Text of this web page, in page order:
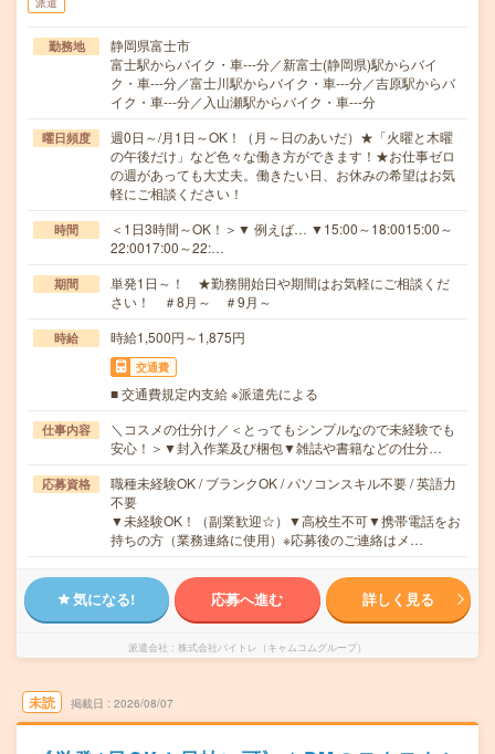
派遣
勤務地
静岡県富士市
富士駅からバイク・車---分／新富士(静岡県)駅からバイ
ク・車---分／富士川駅からバイク・車---分／吉原駅からバ
イク・車---分／入山瀬駅からバイク・車---分
曜日頻度
週0日～/月1日～OK！（月～日のあいだ）★「火曜と木曜
の午後だけ」など色々な働き方ができます！★お仕事ゼロ
の週があっても大丈夫。働きたい日、お休みの希望はお気
軽にご相談ください！
時間
＜1日3時間～OK！＞▼ 例えば… ▼15:00～18:0015:00～
22:0017:00～22:…
期間
単発1日～！ ★勤務開始日や期間はお気軽にご相談くだ
さい！ ＃8月～ ＃9月～
時給 時給1,500円～1,875円
交通費
■ 交通費規定内支給 ※派遣先による
仕事内容
＼コスメの仕分け／＜とってもシンプルなので未経験でも
安心！＞▼封入作業及び梱包▼雑誌や書籍などの仕分…
応募資格
職種未経験OK / ブランクOK / パソコンスキル不要 / 英語力
不要
▼未経験OK！（副業歓迎☆）▼高校生不可▼携帯電話をお
持ちの方（業務連絡に使用）※応募後のご連絡はメ…
気になる! 応募へ進む 詳しく見る
派遣会社 株式会社バイトレ（キャムコムグループ）
未読 掲載日 2026/08/07